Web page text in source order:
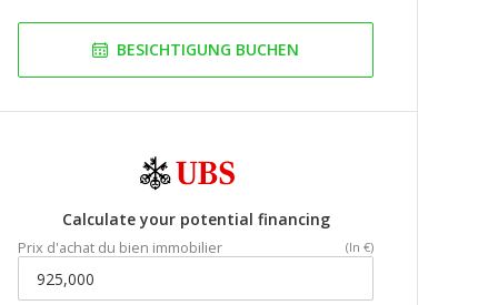
BESICHTIGUNG BUCHEN
Calculate your potential financing
Prix d'achat du bien immobilier (In €)